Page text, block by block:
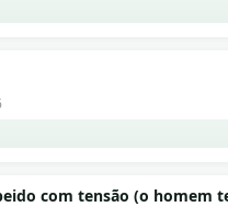
com tensão (o homem